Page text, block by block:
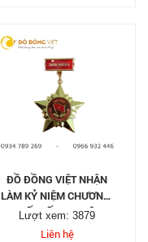
ĐỒ ĐỒNG VIỆT NHẬN
LÀM KỶ NIỆM CHƯƠNG,
THIẾT KẾ HUY HIỆU,
LOGO CÀI ÁO...
Lượt xem: 3879
Liên hệ